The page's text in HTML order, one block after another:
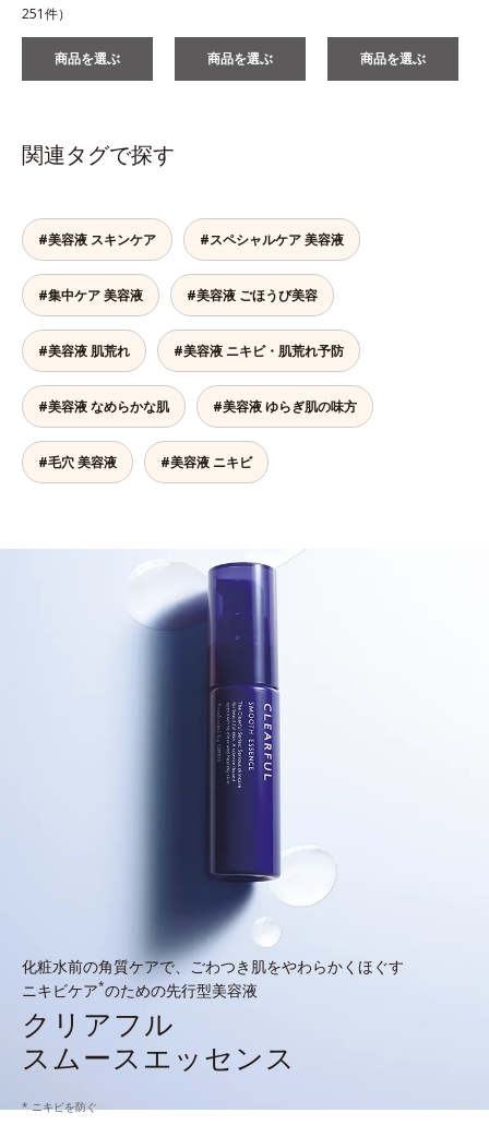
251件）
商品を選ぶ 商品を選ぶ 商品を選ぶ
関連タグで探す
#美容液 スキンケア #スペシャルケア 美容液
#集中ケア 美容液 #美容液 ごほうび美容
#美容液 肌荒れ #美容液 ニキビ・肌荒れ予防
#美容液 なめらかな肌 #美容液 ゆらぎ肌の味方
#毛穴 美容液 #美容液 ニキビ
化粧水前の角質ケアで、ごわつき肌をやわらかくほぐす
ニキビケア*のための先行型美容液
クリアフル
スムースエッセンス
* ニキビを防ぐ